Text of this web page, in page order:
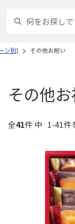
ン別) その他お祝い
その他
全41件 中 1-41件